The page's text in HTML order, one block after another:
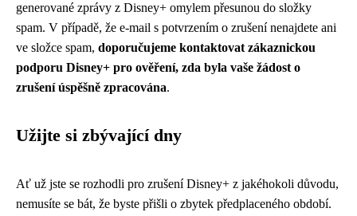
generované zprávy z Disney+ omylem přesunou do složky
spam. V případě, že e-mail s potvrzením o zrušení nenajdete ani
ve složce spam, doporučujeme kontaktovat zákaznickou
podporu Disney+ pro ověření, zda byla vaše žádost o
zrušení úspěšně zpracována.
Užijte si zbývající dny
Ať už jste se rozhodli pro zrušení Disney+ z jakéhokoli důvodu,
nemusíte se bát, že byste přišli o zbytek předplaceného období.